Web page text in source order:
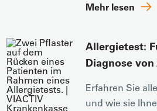
Mehr lesen
Allergietest:
Diagnose
Erfahren Sie
und wie sie